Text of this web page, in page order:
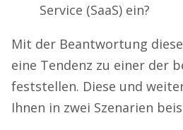
Service (SaaS) ein?
Mit der Beantwortung
eine Tendenz zu einer der
feststellen. Diese und
Ihnen in zwei Szenarien